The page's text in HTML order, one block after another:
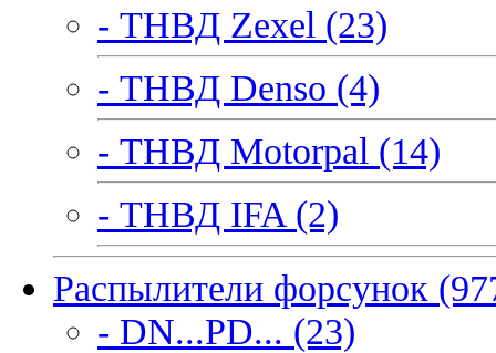
- ТНВД Zexel (23)
- ТНВД Denso (4)
- ТНВД Motorpal (14)
- ТНВД IFA (2)
Распылители форсунок
- DN...PD... (23)